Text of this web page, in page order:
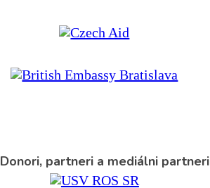
Donori, partneri a mediálni partneri